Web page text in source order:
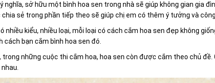
nghĩa, sở hữu một bình hoa sen trong nhà sẽ giúp không gian gia
sẻ trong phần tiếp theo sẽ giúp chị em có thêm ý tưởng và
nhiều kiểu, nhiều loại, mỗi loại có cách cắm hoa sen đẹp không
cách bạn cắm bình hoa sen đó.
trong những cuộc thi cắm hoa, hoa sen còn được cắm theo chủ